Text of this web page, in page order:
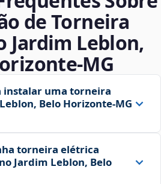
de Torneira
Jardim Leblon,
instalar uma torneira
Belo Horizonte‑MG
torneira elétrica
Jardim Leblon, Belo